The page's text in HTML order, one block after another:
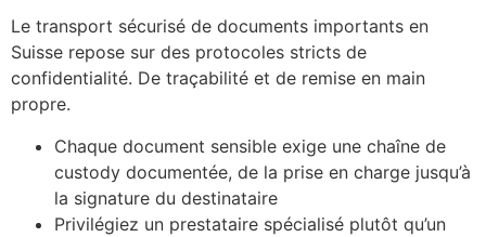
Le transport sécurisé de documents importants en
Suisse repose sur des protocoles stricts de
confidentialité. De traçabilité et de remise en main
propre.
Chaque document sensible exige une chaîne de
custody documentée, de la prise en charge jusqu’à
la signature du destinataire
Privilégiez un prestataire spécialisé plutôt qu’un